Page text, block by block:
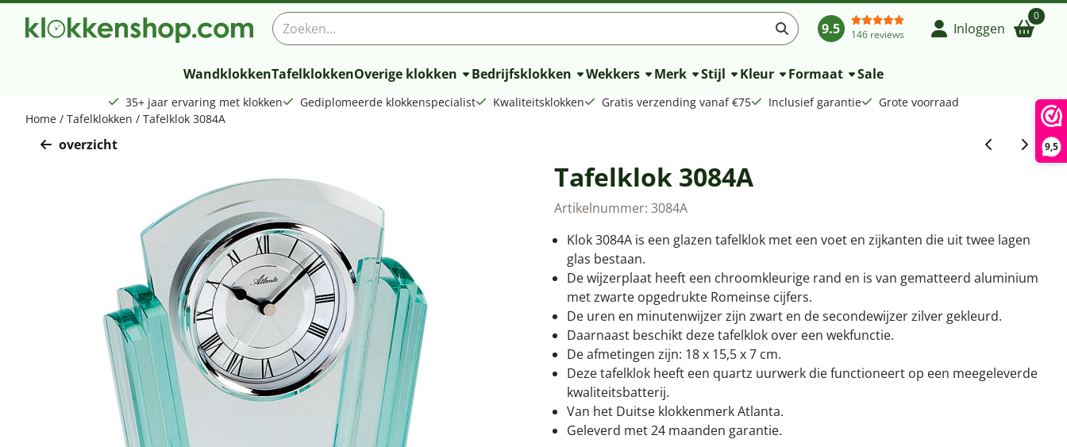
9,5
Cookievoorkeuren zijn beschikbaar. Kies instellingen of sta alle cookies toe.
Zoeken 9.5 146 reviews Inloggen
0
WandklokkenTafelklokkenOverige klokken Bedrijfsklokken Wekkers Merk Stijl Kleur Formaat Sale
35+ jaar ervaring met klokken Gediplomeerde klokkenspecialist Kwaliteitsklokken Gratis verzending vanaf €75 Inclusief garantie
Grote voorraad
Home / Tafelklokken / Tafelklok 3084A
overzicht
Tafelklok 3084A
Artikelnummer: 3084A
Klok 3084A is een glazen tafelklok met een voet en zijkanten die uit twee lagen
glas bestaan.
De wijzerplaat heeft een chroomkleurige rand en is van gematteerd aluminium
met zwarte opgedrukte Romeinse cijfers.
De uren en minutenwijzer zijn zwart en de secondewijzer zilver gekleurd.
Daarnaast beschikt deze tafelklok over een wekfunctie.
De afmetingen zijn: 18 x 15,5 x 7 cm.
Deze tafelklok heeft een quartz uurwerk die functioneert op een meegeleverde
kwaliteitsbatterij.
Van het Duitse klokkenmerk Atlanta.
Geleverd met 24 maanden garantie.